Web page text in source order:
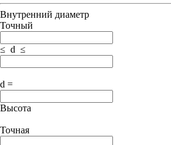
Внутренний диаметр
Точный
≤ d ≤
d =
Высота
Точная